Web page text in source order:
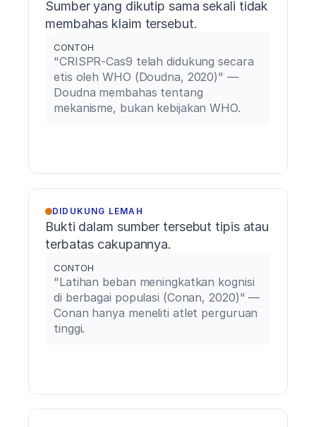
Sumber yang dikutip sama sekali tidak
membahas klaim tersebut.
CONTOH
"CRISPR-Cas9 telah didukung secara
etis oleh WHO (Doudna, 2020)" —
Doudna membahas tentang
mekanisme, bukan kebijakan WHO.
DIDUKUNG LEMAH
Bukti dalam sumber tersebut tipis atau
terbatas cakupannya.
CONTOH
"Latihan beban meningkatkan kognisi
di berbagai populasi (Conan, 2020)" —
Conan hanya meneliti atlet perguruan
tinggi.